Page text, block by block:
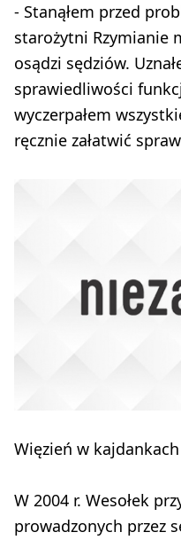
- Stanąłem przed
starożytni Rzymianie
osądzi sędziów.
sprawiedliwości
wyczerpałem
ręcznie załatwić
Więzień w
W 2004 r. Wesołek
prowadzonych przez